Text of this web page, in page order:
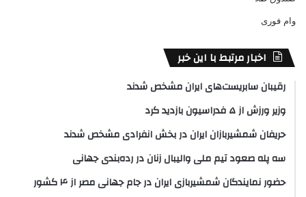
وام فوری
اخبار مرتبط با این خبر
رقیبان سابریست‌های ایران مشخص شدند
وزیر ورزش از ۵ فدراسیون بازدید کرد
حریفان شمشیربازان ایران در بخش انفرادی مشخص شدند
سه پله صعود تیم ملی والیبال زنان در رده‌بندی جهانی
حضور نمایندگان شمشیربازی ایران در جام جهانی مصر از ۴ کشور